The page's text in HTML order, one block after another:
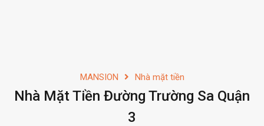
MANSION Nhà mặt tiền
Nhà Mặt Tiền Đường Trường Sa Quận
3